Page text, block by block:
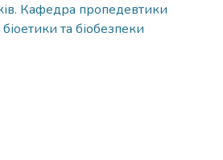
Кафедра пропедевтики
та біобезпеки